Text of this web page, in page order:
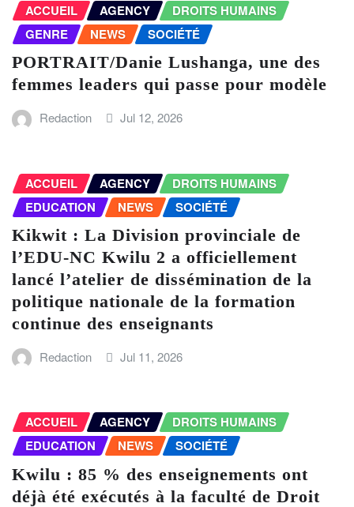
ACCUEIL AGENCY
DROITS HUMAINS
GENRE
NEWS SOCIÉTÉ
PORTRAIT/Danie Lushanga, une des
femmes leaders qui passe pour modèle
Redaction Jul 12, 2026
ACCUEIL AGENCY
DROITS HUMAINS
EDUCATION
NEWS SOCIÉTÉ
Kikwit : La Division provinciale de
l’EDU-NC Kwilu 2 a officiellement
lancé l’atelier de dissémination de la
politique nationale de la formation
continue des enseignants
Redaction Jul 11, 2026
ACCUEIL AGENCY
DROITS HUMAINS
EDUCATION
NEWS SOCIÉTÉ
Kwilu : 85 % des enseignements ont
déjà été exécutés à la faculté de Droit